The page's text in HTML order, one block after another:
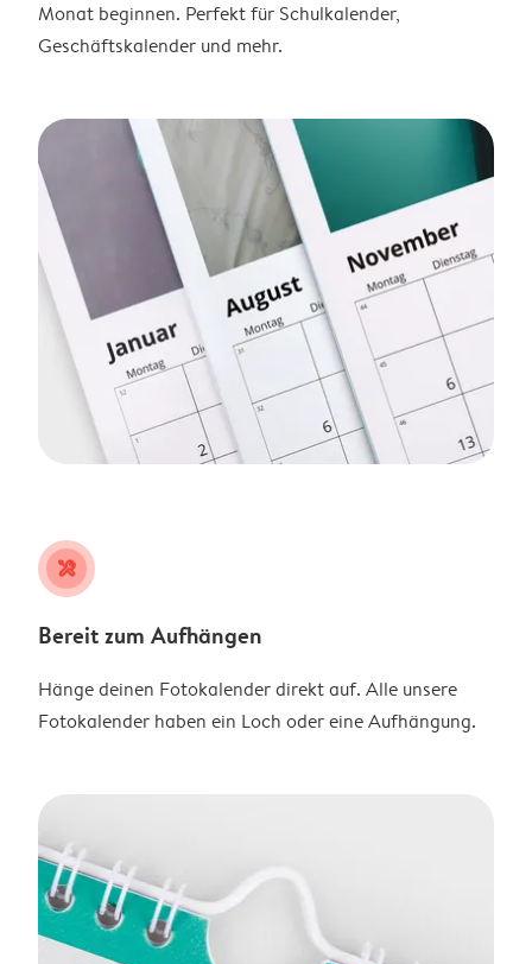
Monat beginnen. Perfekt für Schulkalender,
Geschäftskalender und mehr.
tools
Bereit zum Aufhängen
Hänge deinen Fotokalender direkt auf. Alle unsere
Fotokalender haben ein Loch oder eine Aufhängung.